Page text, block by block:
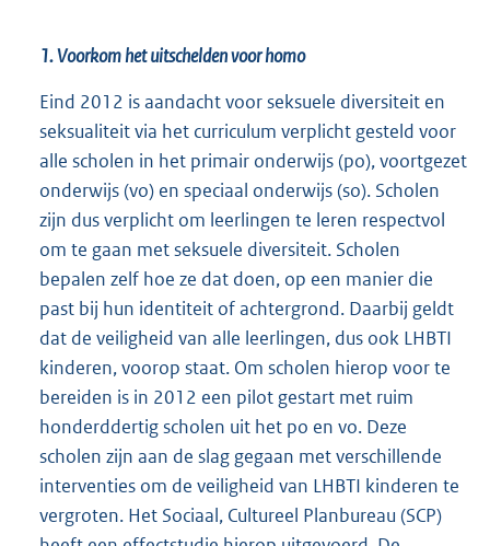
1. Voorkom het uitschelden voor homo
Eind 2012 is aandacht voor seksuele diversiteit en
seksualiteit via het curriculum verplicht gesteld voor
alle scholen in het primair onderwijs (po), voortgezet
onderwijs (vo) en speciaal onderwijs (so). Scholen
zijn dus verplicht om leerlingen te leren respectvol
om te gaan met seksuele diversiteit. Scholen
bepalen zelf hoe ze dat doen, op een manier die
past bij hun identiteit of achtergrond. Daarbij geldt
dat de veiligheid van alle leerlingen, dus ook LHBTI
kinderen, voorop staat. Om scholen hierop voor te
bereiden is in 2012 een pilot gestart met ruim
honderddertig scholen uit het po en vo. Deze
scholen zijn aan de slag gegaan met verschillende
interventies om de veiligheid van LHBTI kinderen te
vergroten. Het Sociaal, Cultureel Planbureau (SCP)